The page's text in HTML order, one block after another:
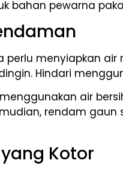
bahan pewarna
perlu menyiapkan
Hindari
air
rendam
Kotor